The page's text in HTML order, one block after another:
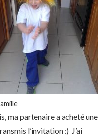
ma partenaire a acheté une
l’invitation :) J’ai